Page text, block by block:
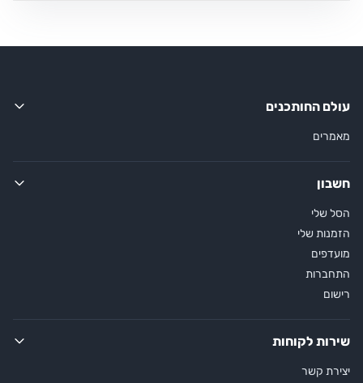
עולם החותכנים
מאמרים
חשבון
הסל שלי
הזמנות שלי
מועדפים
התחברות
רישום
שירות לקוחות
יצירת קשר